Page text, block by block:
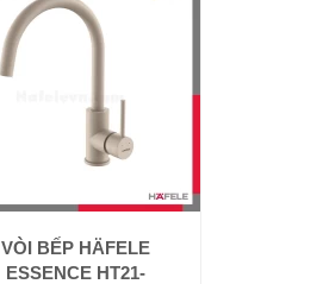
VÒI BẾP HÄFELE
ESSENCE HT21-